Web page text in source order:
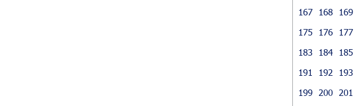
167
168 169
175
176 177
183
184 185
191
192 193
199
200 201